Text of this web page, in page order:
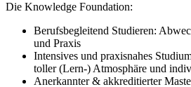
Die Knowledge Foundation:
Berufsbegleitend Studieren:
und Praxis
Intensives und praxisnahes
toller (Lern-) Atmosphäre und
Anerkannter & akkreditierter